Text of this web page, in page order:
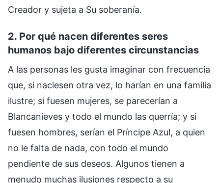
Creador y sujeta a Su soberanía.
2. Por qué nacen diferentes seres
humanos bajo diferentes circunstancias
A las personas les gusta imaginar con frecuencia
que, si naciesen otra vez, lo harían en una familia
ilustre; si fuesen mujeres, se parecerían a
Blancanieves y todo el mundo las querría; y si
fuesen hombres, serían el Príncipe Azul, a quien
no le falta de nada, con todo el mundo
pendiente de sus deseos. Algunos tienen a
menudo muchas ilusiones respecto a su